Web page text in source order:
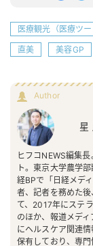
医療観光（医療ツ
直美
美容GP
Author
星
ヒフコNEWS編集
ト。東京大学農学
経BPで「日経メデ
者、記者を務めた
て、2017年にステ
のほか、報道メデ
にヘルスケア関連
保有しており、専門